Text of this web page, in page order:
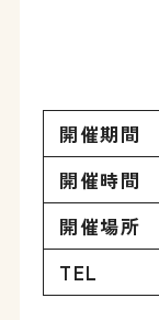
開催期間
開催時間
開催場所
TEL